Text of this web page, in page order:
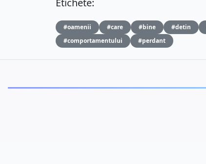
Etichete:
#oamenii #care #bine #detin
#comportamentului
#perdant